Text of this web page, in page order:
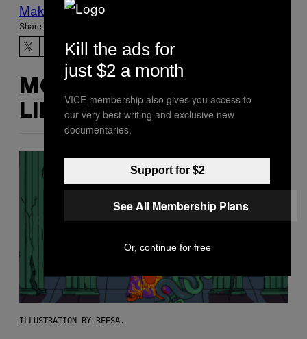
Make Us Preferred In Top Stories
Share:
MORE
LIKE THIS
ILLUSTRATION BY REESA.
Kill the ads for
just $2 a month
VICE membership also gives you access to
our very best writing and exclusive new
documentaries.
Support for $2
See All Membership Plans
Or, continue for free